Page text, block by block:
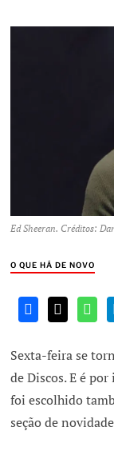
Ed Sheeran. Créditos:
O QUE HÁ DE NOVO
Sexta-feira se
de Discos. E é
foi escolhido
seção de